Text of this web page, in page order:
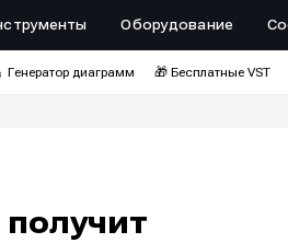
Оборудование
Генератор диаграмм 🎁 Бесплатные VST